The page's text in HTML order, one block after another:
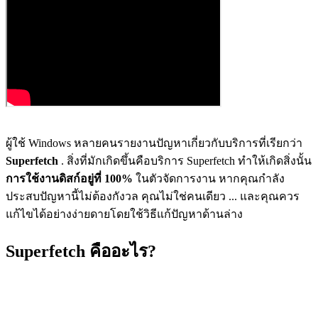
ผู้ใช้ Windows หลายคนรายงานปัญหาเกี่ยวกับบริการที่เรียกว่า
Superfetch . สิ่งที่มักเกิดขึ้นคือบริการ Superfetch ทำให้เกิดสิ่งนั้น
การใช้งานดิสก์อยู่ที่ 100% ในตัวจัดการงาน หากคุณกำลัง
ประสบปัญหานี้ไม่ต้องกังวล คุณไม่ใช่คนเดียว ... และคุณควร
แก้ไขได้อย่างง่ายดายโดยใช้วิธีแก้ปัญหาด้านล่าง
Superfetch คืออะไร?